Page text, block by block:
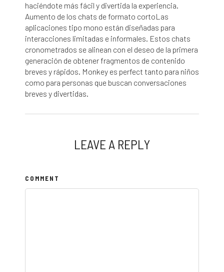
haciéndote más fácil y divertida la experiencia.
Aumento de los chats de formato cortoLas
aplicaciones tipo mono están diseñadas para
interacciones limitadas e informales. Estos chats
cronometrados se alinean con el deseo de la primera
generación de obtener fragmentos de contenido
breves y rápidos. Monkey es perfect tanto para niños
como para personas que buscan conversaciones
breves y divertidas.
LEAVE A REPLY
COMMENT